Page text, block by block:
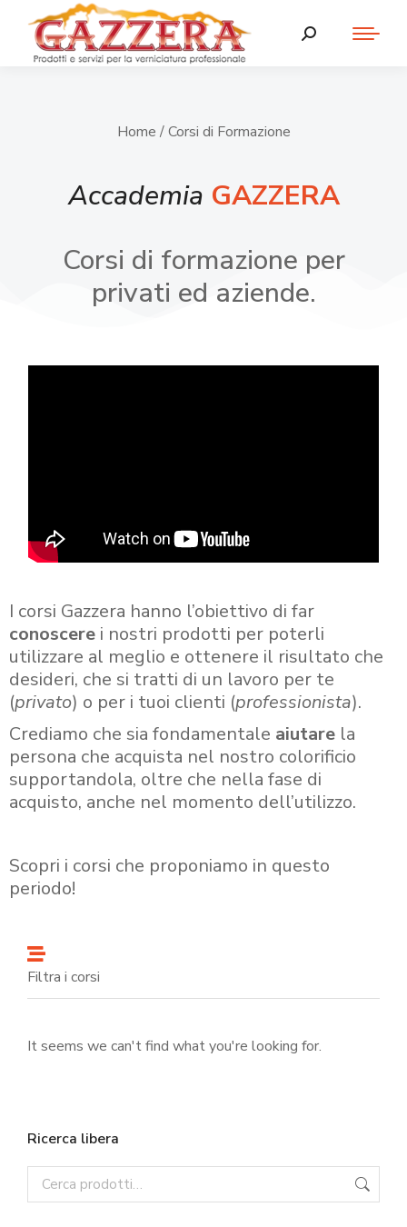
Home / Corsi di Formazione
Accademia GAZZERA
Corsi di formazione per
privati ed aziende.
I corsi Gazzera hanno l’obiettivo di far
conoscere i nostri prodotti per poterli
utilizzare al meglio e ottenere il risultato che
desideri, che si tratti di un lavoro per te
(privato) o per i tuoi clienti (professionista).
Crediamo che sia fondamentale aiutare la
persona che acquista nel nostro colorificio
supportandola, oltre che nella fase di
acquisto, anche nel momento dell’utilizzo.
Scopri i corsi che proponiamo in questo
periodo!
Filtra i corsi
It seems we can't find what you're looking for.
Ricerca libera